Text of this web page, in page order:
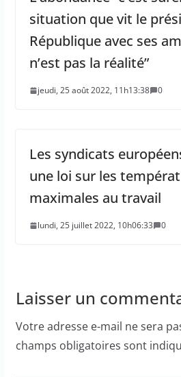
situation que vit le
République avec ses
n’est pas la réalité”
jeudi, 25 août 2022, 11h13:38 0
Les syndicats
une loi sur les
maximales au travail
lundi, 25 juillet 2022, 10h06:33 0
Laisser un
Votre adresse e-mail ne sera
champs obligatoires sont